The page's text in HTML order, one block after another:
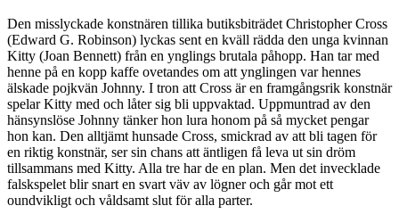
Den misslyckade konstnären tillika butiksbiträdet Christopher Cross
(Edward G. Robinson) lyckas sent en kväll rädda den unga kvinnan
Kitty (Joan Bennett) från en ynglings brutala påhopp. Han tar med
henne på en kopp kaffe ovetandes om att ynglingen var hennes
älskade pojkvän Johnny. I tron att Cross är en framgångsrik konstnär
spelar Kitty med och låter sig bli uppvaktad. Uppmuntrad av den
hänsynslöse Johnny tänker hon lura honom på så mycket pengar
hon kan. Den alltjämt hunsade Cross, smickrad av att bli tagen för
en riktig konstnär, ser sin chans att äntligen få leva ut sin dröm
tillsammans med Kitty. Alla tre har de en plan. Men det invecklade
falskspelet blir snart en svart väv av lögner och går mot ett
oundvikligt och våldsamt slut för alla parter.